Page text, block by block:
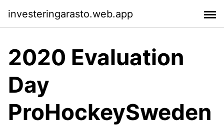
investeringarasto.web.app
2020 Evaluation
Day
ProHockeySweden